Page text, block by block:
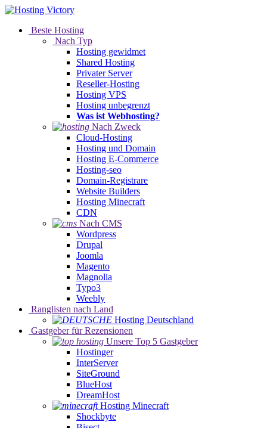
Beste Hosting
Nach Typ
Hosting gewidmet
Shared Hosting
Privater Server
Reseller-Hosting
Hosting VPS
Hosting unbegrenzt
Was ist Webhosting?
Nach Zweck
Cloud-Hosting
Hosting und Domain
Hosting E-Commerce
Hosting-seo
Domain-Registrare
Website Builders
Hosting Minecraft
CDN
Nach CMS
Wordpress
Drupal
Joomla
Magento
Magnolia
Typo3
Weebly
Ranglisten nach Land
Hosting Deutschland
Gastgeber für Rezensionen
Unsere Top 5 Gastgeber
Hostinger
InterServer
SiteGround
BlueHost
DreamHost
Hosting Minecraft
Shockbyte